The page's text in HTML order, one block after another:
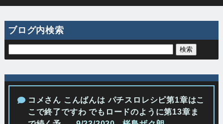
ブログ内検索
コメさん こんばんは パチスロレシピ第1章はこ
こで終了ですわ でもロードのように第13章ま